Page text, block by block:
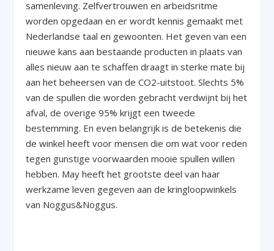
samenleving. Zelfvertrouwen en arbeidsritme
worden opgedaan en er wordt kennis gemaakt met
Nederlandse taal en gewoonten. Het geven van een
nieuwe kans aan bestaande producten in plaats van
alles nieuw aan te schaffen draagt in sterke mate bij
aan het beheersen van de CO2-uitstoot. Slechts 5%
van de spullen die worden gebracht verdwijnt bij het
afval, de overige 95% krijgt een tweede
bestemming. En even belangrijk is de betekenis die
de winkel heeft voor mensen die om wat voor reden
tegen gunstige voorwaarden mooie spullen willen
hebben. May heeft het grootste deel van haar
werkzame leven gegeven aan de kringloopwinkels
van Noggus&Noggus.